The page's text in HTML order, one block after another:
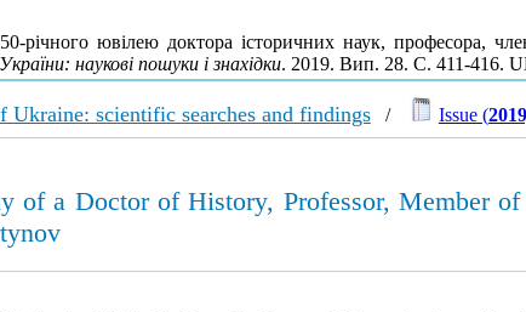
ювілею доктора історичних наук, професора,
наукові пошуки і знахідки. 2019. Вип. 28. С. 411-416.
Ukraine: scientific searches and findings/ Issue (
of a Doctor of History, Professor, Member